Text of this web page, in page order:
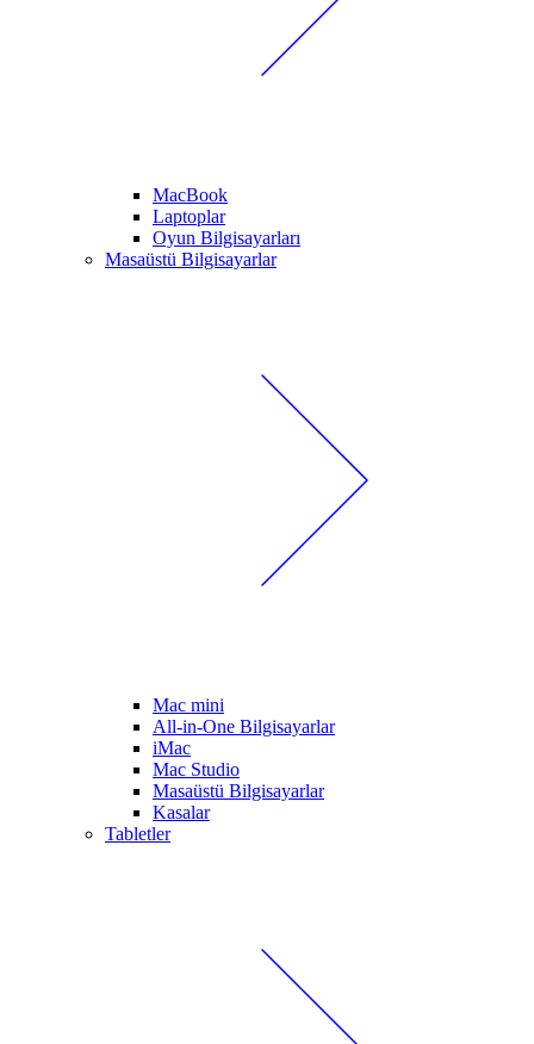
MacBook
Laptoplar
Oyun Bilgisayarları
Masaüstü Bilgisayarlar
Mac mini
All-in-One Bilgisayarlar
iMac
Mac Studio
Masaüstü Bilgisayarlar
Kasalar
Tabletler